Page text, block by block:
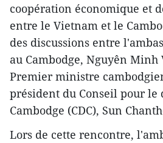
coopération économique et
entre le Vietnam et le
des discussions entre
au Cambodge, Nguyên Minh
Premier ministre
président du Conseil pour le
Cambodge (CDC), Sun
Lors de cette rencontre,